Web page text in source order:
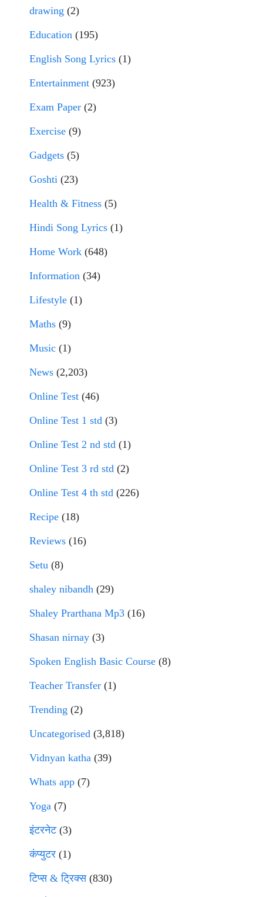
drawing (2)
Education (195)
English Song Lyrics (1)
Entertainment (923)
Exam Paper (2)
Exercise (9)
Gadgets (5)
Goshti (23)
Health & Fitness (5)
Hindi Song Lyrics (1)
Home Work (648)
Information (34)
Lifestyle (1)
Maths (9)
Music (1)
News (2,203)
Online Test (46)
Online Test 1 std (3)
Online Test 2 nd std (1)
Online Test 3 rd std (2)
Online Test 4 th std (226)
Recipe (18)
Reviews (16)
Setu (8)
shaley nibandh (29)
Shaley Prarthana Mp3 (16)
Shasan nirnay (3)
Spoken English Basic Course (8)
Teacher Transfer (1)
Trending (2)
Uncategorised (3,818)
Vidnyan katha (39)
Whats app (7)
Yoga (7)
इंटरनेट(3)
कंप्युटर (1)
टिप्स & ट्रिक्स(830)